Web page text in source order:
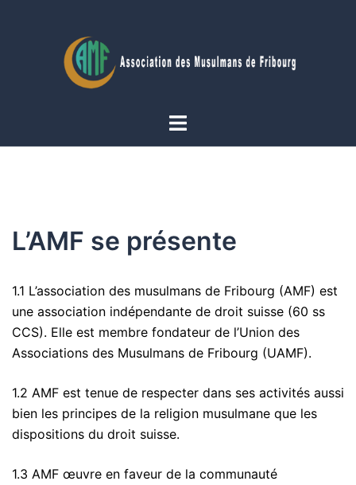
Ouvrir/fermer
L’AMF se présente
1.1 L’association des musulmans de Fribourg (AMF) est
une association indépendante de droit suisse (60 ss
CCS). Elle est membre fondateur de l’Union des
Associations des Musulmans de Fribourg (UAMF).
1.2 AMF est tenue de respecter dans ses activités aussi
bien les principes de la religion musulmane que les
dispositions du droit suisse.
1.3 AMF œuvre en faveur de la communauté